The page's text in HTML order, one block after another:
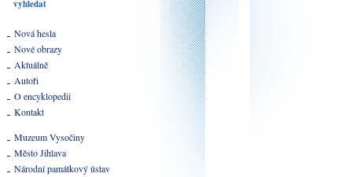
Nová hesla
Nové obrazy
Aktuálně
Autoři
O encyklopedii
Kontakt
Muzeum Vysočiny
Město Jihlava
Národní památkový ústav